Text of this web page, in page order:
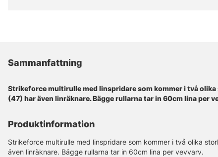
Sammanfattning
Strikeforce multirulle med linspridare som kommer i två olika
(47) har även linräknare. Bägge rullarna tar in 60cm lina per
Produktinformation
Strikeforce multirulle med linspridare som kommer i två olika
även linräknare. Bägge rullarna tar in 60cm lina per vevvarv.